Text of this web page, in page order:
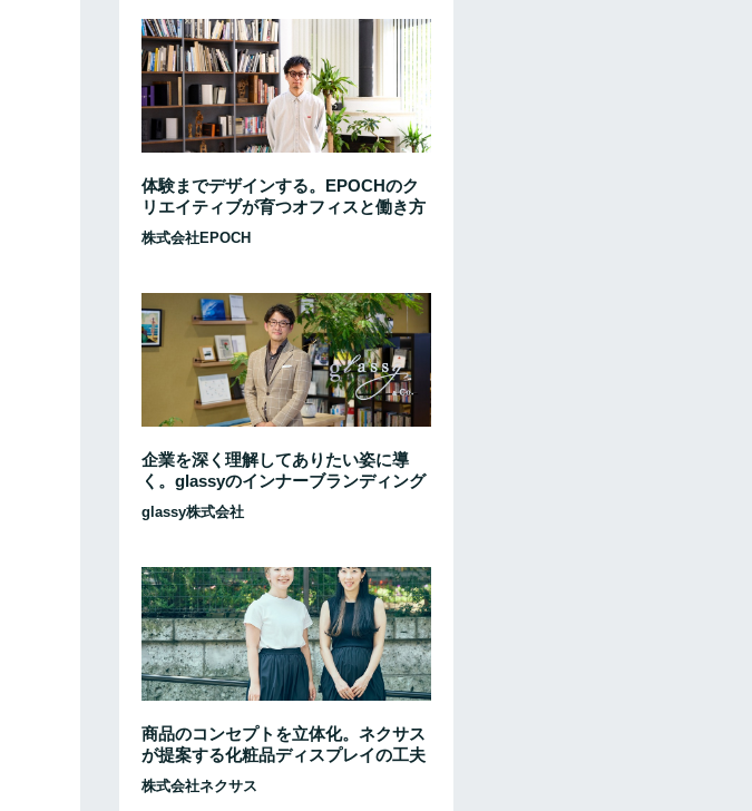
体験までデザインする。EPOCHのク
リエイティブが育つオフィスと働き方
株式会社EPOCH
企業を深く理解してありたい姿に導
く。glassyのインナーブランディング
glassy株式会社
商品のコンセプトを立体化。ネクサス
が提案する化粧品ディスプレイの工夫
株式会社ネクサス